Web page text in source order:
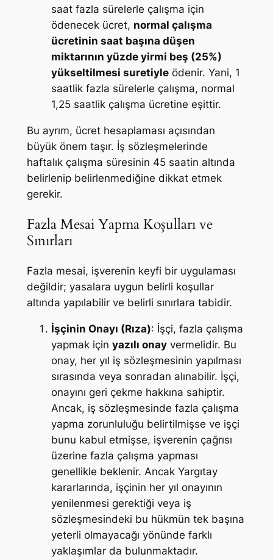
saat fazla sürelerle çalışma için
ödenecek ücret, normal çalışma
ücretinin saat başına düşen
miktarının yüzde yirmi beş (25%)
yükseltilmesi suretiyleödenir. Yani, 1
saatlik fazla sürelerle çalışma, normal
1,25 saatlik çalışma ücretine eşittir.
Bu ayrım, ücret hesaplaması açısından
büyük önem taşır. İş sözleşmelerinde
haftalık çalışma süresinin 45 saatin altında
belirlenip belirlenmediğine dikkat etmek
gerekir.
Fazla Mesai Yapma Koşulları ve
Sınırları
Fazla mesai, işverenin keyfi bir uygulaması
değildir; yasalara uygun belirli koşullar
altında yapılabilir ve belirli sınırlara tabidir.
İşçinin Onayı (Rıza): İşçi, fazla çalışma
yapmak için yazılı onayvermelidir. Bu
onay, her yıl iş sözleşmesinin yapılması
sırasında veya sonradan alınabilir. İşçi,
onayını geri çekme hakkına sahiptir.
Ancak, iş sözleşmesinde fazla çalışma
yapma zorunluluğu belirtilmişse ve işçi
bunu kabul etmişse, işverenin çağrısı
üzerine fazla çalışma yapması
genellikle beklenir. Ancak Yargıtay
kararlarında, işçinin her yıl onayının
yenilenmesi gerektiği veya iş
sözleşmesindeki bu hükmün tek başına
yeterli olmayacağı yönünde farklı
yaklaşımlar da bulunmaktadır.